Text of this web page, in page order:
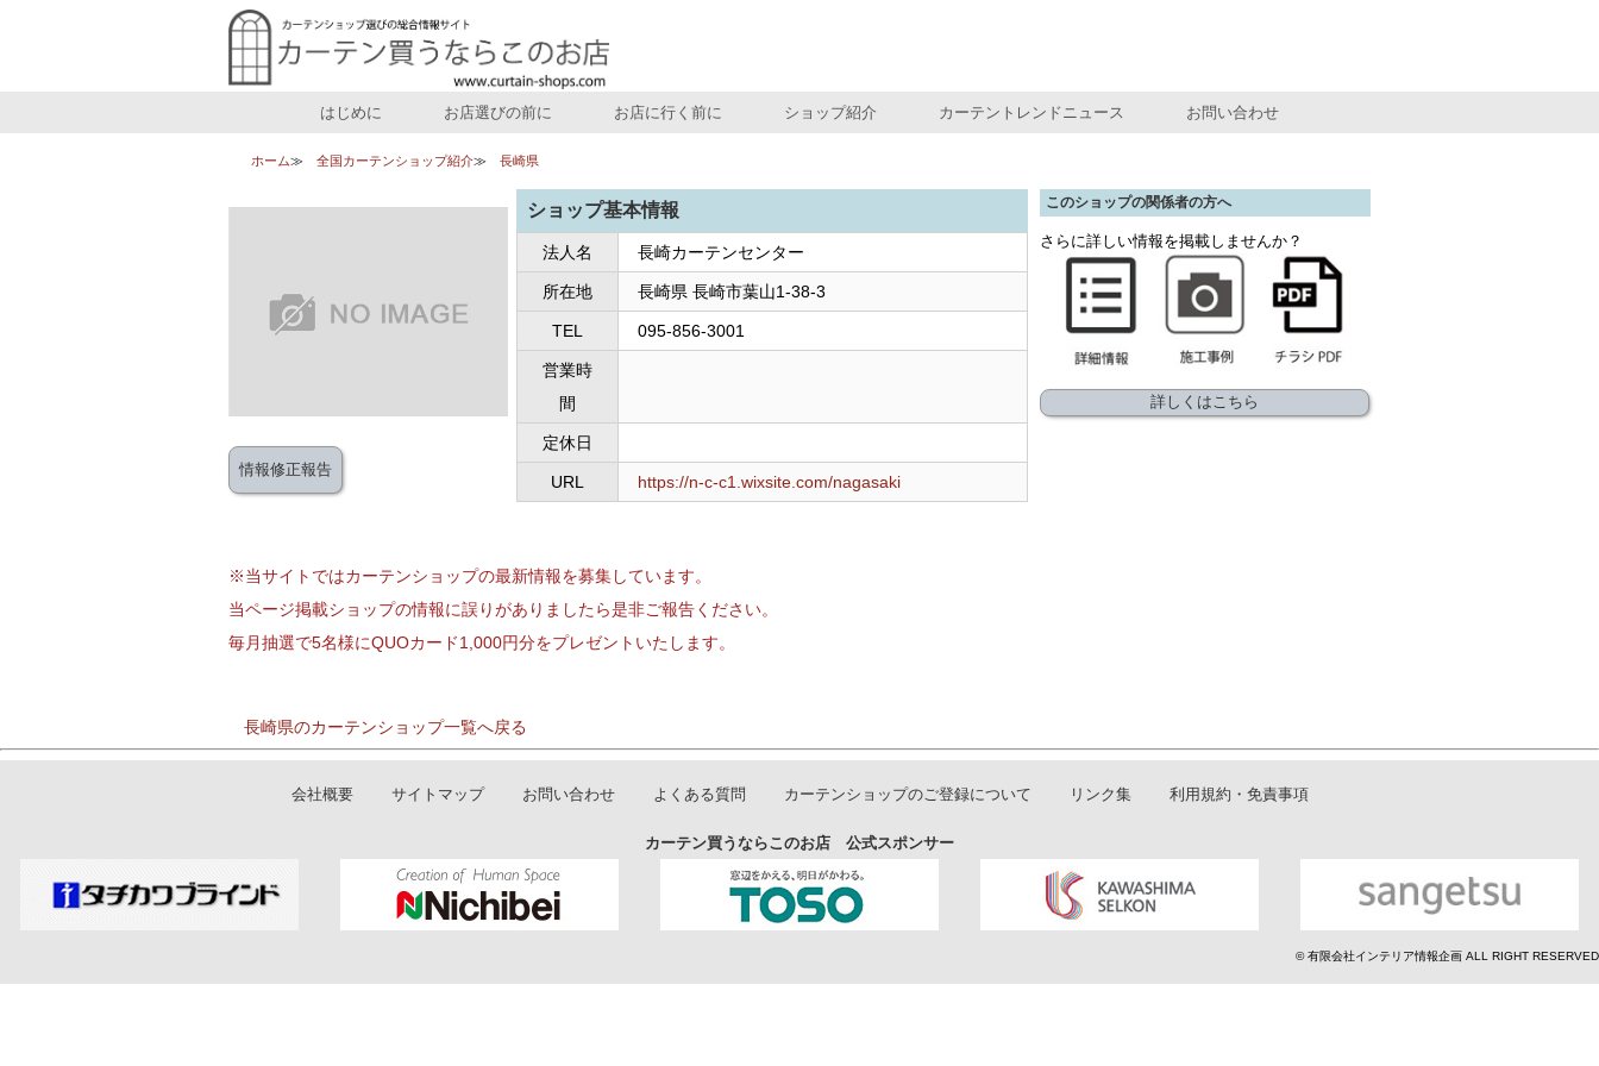
はじめに お店選びの前に お店に行く前に ショップ紹介 カーテントレンドニュース お問い合わせ
ホーム 全国カーテンショップ紹介 長崎県
情報修正報告
ショップ基本情報
法人名 長崎カーテンセンター
所在地 長崎県 長崎市葉山1-38-3
TEL 095-856-3001
営業時
間
定休日
URL https://n-c-c1.wixsite.com/nagasaki
※当サイトではカーテンショップの最新情報を募集しています。
当ページ掲載ショップの情報に誤りがありましたら是非ご報告ください。
毎月抽選で5名様にQUOカード1,000円分をプレゼントいたします。
長崎県のカーテンショップ一覧へ戻る
このショップの関係者の方へ
さらに詳しい情報を掲載しませんか？
詳しくはこちら
会社概要 サイトマップ お問い合わせ よくある質問 カーテンショップのご登録について リンク集 利用規約・免責事項
カーテン買うならこのお店 公式スポンサー
© 有限会社インテリア情報企画 ALL RIGHT RESERVED